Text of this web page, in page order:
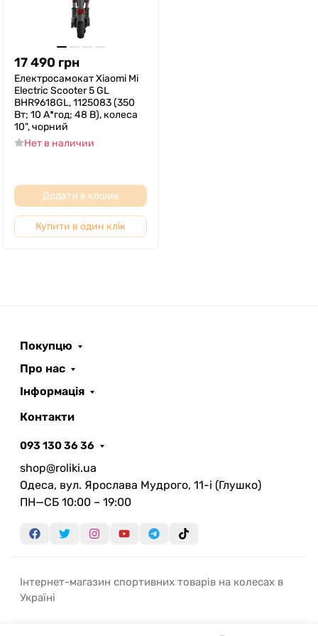
17 490 грн
Електросамокат Xiaomi Mi
Electric Scooter 5 GL
BHR9618GL, 1125083 (350
Вт; 10 А*год; 48 В), колеса
10", чорний
Нет в наличии
Додати в кошик
Купити в один клік
Покупцю
Про нас
Інформація
Контакти
093 130 36 36
shop@roliki.ua
Одеса, вул. Ярослава Мудрого, 11-i (Глушко)
ПН—СБ 10:00 – 19:00
Інтернет-магазин спортивних товарів на колесах в
Україні